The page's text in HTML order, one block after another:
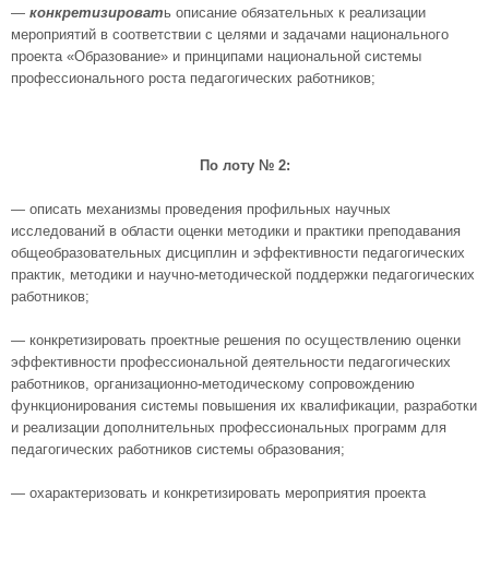
— конкретизировать описание обязательных к реализации
мероприятий в соответствии с целями и задачами национального
проекта «Образование» и принципами национальной системы
профессионального роста педагогических работников;
По лоту № 2:
— описать механизмы проведения профильных научных
исследований в области оценки методики и практики преподавания
общеобразовательных дисциплин и эффективности педагогических
практик, методики и научно-методической поддержки педагогических
работников;
— конкретизировать проектные решения по осуществлению оценки
эффективности профессиональной деятельности педагогических
работников, организационно-методическому сопровождению
функционирования системы повышения их квалификации, разработки
и реализации дополнительных профессиональных программ для
педагогических работников системы образования;
— охарактеризовать и конкретизировать мероприятия проекта